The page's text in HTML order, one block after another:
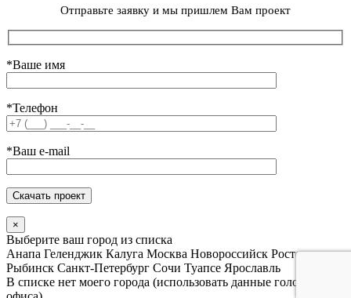
Отправьте заявку и мы пришлем Вам проект
*Ваше имя
*Телефон
*Ваш e-mail
×
Выберите ваш город из списка
Анапа Геленджик Калуга Москва Новороссийск Ростов
Рыбинск Санкт-Петербург Сочи Туапсе Ярославль
В списке нет моего города (использовать данные головного